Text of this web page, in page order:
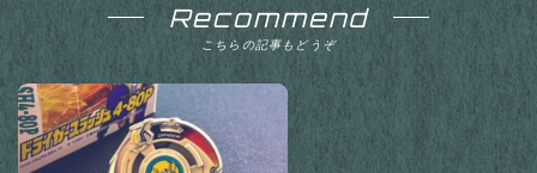
Recommend
こちらの記事もどうぞ